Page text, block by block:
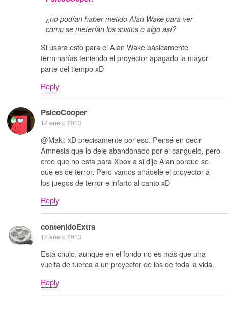
¿no podían haber metido Alan Wake para ver
como se meterían los sustos o algo así?
Si usara esto para el Alan Wake básicamente
terminarías teniendo el proyector apagado la mayor
parte del tiempo xD
Reply
PsicoCooper
12 enero 2013
@Maki: xD precisamente por eso. Pensé en decir
Amnesia que lo deje abandonado por el canguelo, pero
creo que no esta para Xbox a si dije Alan porque se
que es de terror. Pero vamos añádele el proyector a
los juegos de terror e infarto al canto xD
Reply
contenidoExtra
12 enero 2013
Está chulo, aunque en el fondo no es más que una
vuelta de tuerca a un proyector de los de toda la vida.
Reply